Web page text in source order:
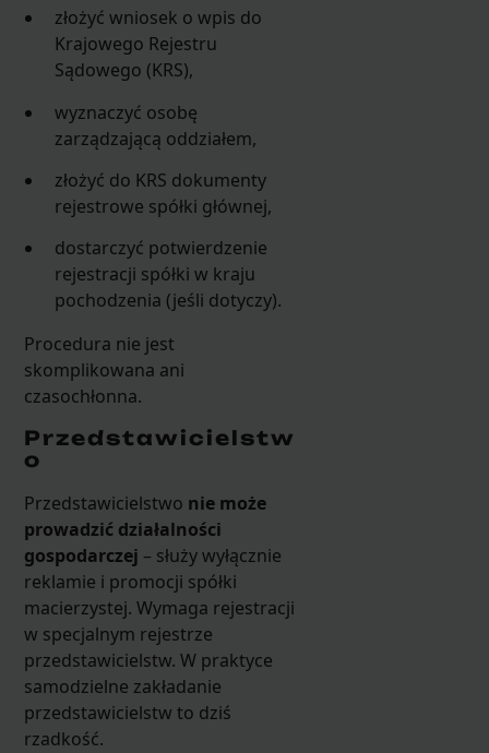
złożyć wniosek o wpis do
Krajowego Rejestru
Sądowego (KRS),
wyznaczyć osobę
zarządzającą oddziałem,
złożyć do KRS dokumenty
rejestrowe spółki głównej,
dostarczyć potwierdzenie
rejestracji spółki w kraju
pochodzenia (jeśli dotyczy).
Procedura nie jest
skomplikowana ani
czasochłonna.
Przedstawicielstw
o
Przedstawicielstwo nie może
prowadzić działalności
gospodarczej – służy wyłącznie
reklamie i promocji spółki
macierzystej. Wymaga rejestracji
w specjalnym rejestrze
przedstawicielstw. W praktyce
samodzielne zakładanie
przedstawicielstw to dziś
rzadkość.